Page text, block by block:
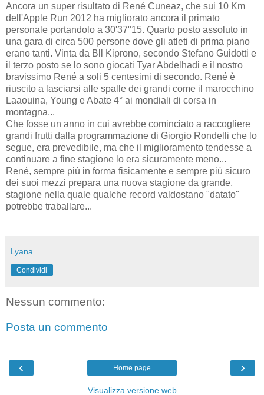
Ancora un super risultato di René Cuneaz, che sui 10 Km
dell'Apple Run 2012 ha migliorato ancora il primato
personale portandolo a 30'37"15. Quarto posto assoluto in
una gara di circa 500 persone dove gli atleti di prima piano
erano tanti. Vinta da Bll Kiprono, secondo Stefano Guidotti e
il terzo posto se lo sono giocati Tyar Abdelhadi e il nostro
bravissimo René a soli 5 centesimi di secondo. René è
riuscito a lasciarsi alle spalle dei grandi come il marocchino
Laaouina, Young e Abate 4° ai mondiali di corsa in
montagna...
Che fosse un anno in cui avrebbe cominciato a raccogliere
grandi frutti dalla programmazione di Giorgio Rondelli che lo
segue, era prevedibile, ma che il miglioramento tendesse a
continuare a fine stagione lo era sicuramente meno...
René, sempre più in forma fisicamente e sempre più sicuro
dei suoi mezzi prepara una nuova stagione da grande,
stagione nella quale qualche record valdostano "datato"
potrebbe traballare...
Lyana
Condividi
Nessun commento:
Posta un commento
‹ ›
Home page
Visualizza versione web